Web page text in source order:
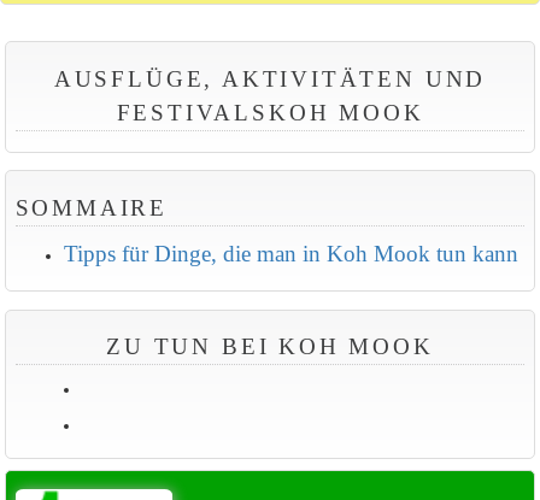
AUSFLÜGE, AKTIVITÄTEN UND
FESTIVALSKOH MOOK
SOMMAIRE
Tipps für Dinge, die man in Koh Mook tun kann
ZU TUN BEI KOH MOOK